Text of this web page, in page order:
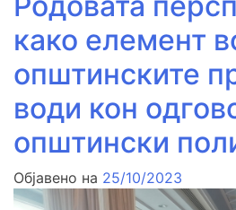
како елемент
општинските
води кон
општински
Објавено на 25/10/2023